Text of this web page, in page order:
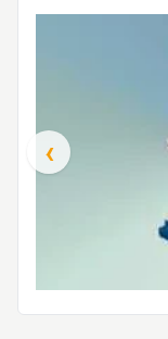
‹